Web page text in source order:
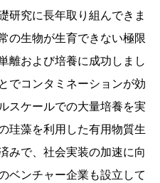
研究に長年取り組んできま
の生物が生育できない極限
離および培養に成功しまし
でコンタミネーションが効
スケールでの大量培養を実
珪藻を利用した有用物質生
みで、社会実装の加速に向
ベンチャー企業も設立して